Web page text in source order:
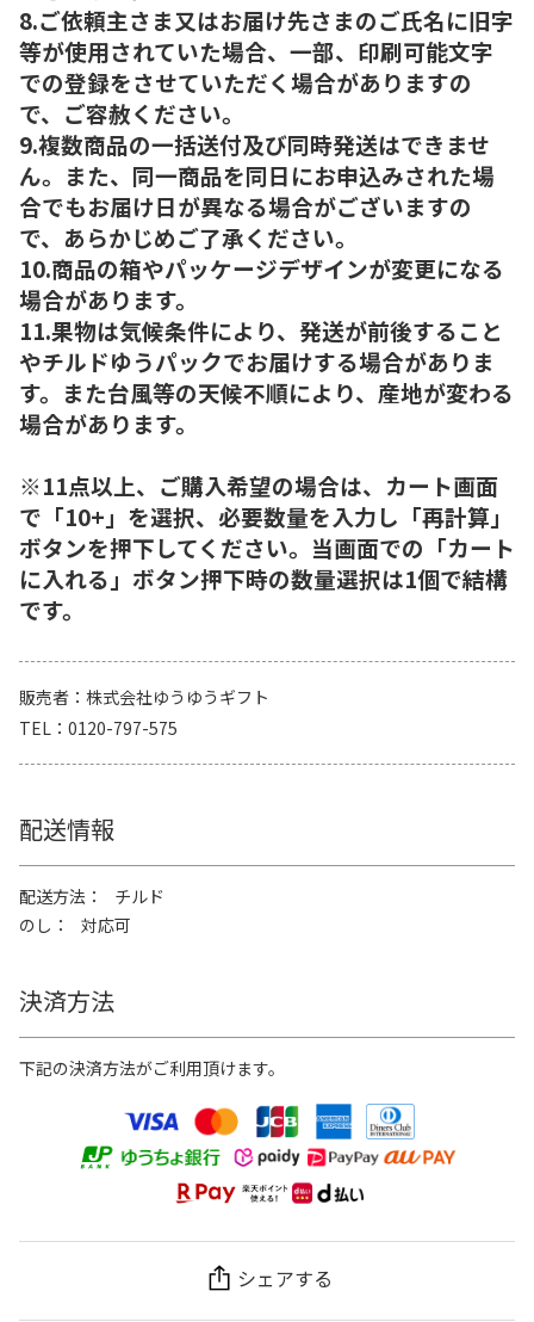
8.ご依頼主さま又はお届け先さまのご氏名に旧字
等が使用されていた場合、一部、印刷可能文字
での登録をさせていただく場合がありますの
で、ご容赦ください。
9.複数商品の一括送付及び同時発送はできませ
ん。また、同一商品を同日にお申込みされた場
合でもお届け日が異なる場合がございますの
で、あらかじめご了承ください。
10.商品の箱やパッケージデザインが変更になる
場合があります。
11.果物は気候条件により、発送が前後すること
やチルドゆうパックでお届けする場合がありま
す。また台風等の天候不順により、産地が変わる
場合があります。
※11点以上、ご購入希望の場合は、カート画面
で「10+」を選択、必要数量を入力し「再計算」
ボタンを押下してください。当画面での「カート
に入れる」ボタン押下時の数量選択は1個で結構
です。
販売者
株式会社ゆうゆうギフト
TEL
0120-797-575
配送情報
配送方法
チルド
のし
対応可
決済方法
下記の決済方法がご利用頂けます。
シェアする